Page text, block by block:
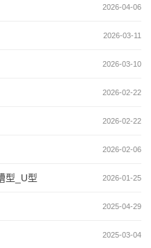
2026-04-06
2026-03-11
2026-03-10
2026-02-22
2026-02-22
2026-02-06
2026-01-25
型_U型
2025-04-29
2025-03-04